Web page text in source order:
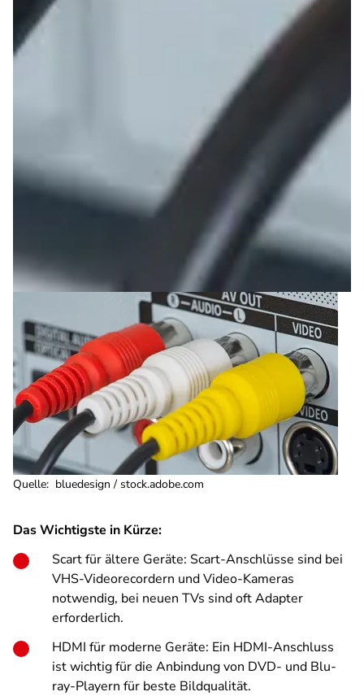
Quelle: bluedesign / stock.adobe.com
Das Wichtigste in Kürze:
Scart für ältere Geräte: Scart-Anschlüsse sind bei
VHS-Videorecordern und Video-Kameras
notwendig, bei neuen TVs sind oft Adapter
erforderlich.
HDMI für moderne Geräte: Ein HDMI-Anschluss
ist wichtig für die Anbindung von DVD- und Blu-
ray-Playern für beste Bildqualität.